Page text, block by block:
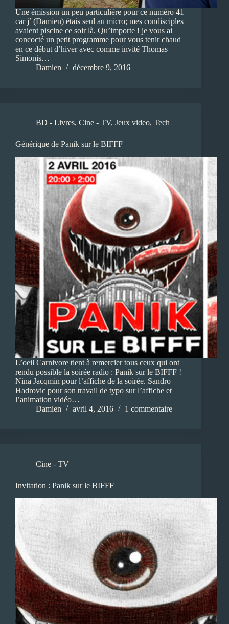
Une émission un peu particulière pour ce numéro 41
car j’ (Damien) étais seul au micro; mes condisciples
avaient piscine ce soir là. Qu’importe ! je vous ai
concocté un petit programme pour vous tenir chaud
en ce début d’hiver avec comme invité Thomas
Simonis…
Damien
décembre 9, 2016
BD - Livres, Cine - TV, Jeux video, Tech
Générique de Panik sur le BIFFF
L’oeil Carnivore tient à remercier tous ceux qui ont
rendu possible la soirée radio : Panik sur le BIFFF !
Nina Jacqmin pour l’affiche de la soirée. Sandro
Hadrovic pour son travail de typo sur l’affiche et
l’animation vidéo…
Damien
avril 4, 2016 1 commentaire
Cine - TV
Invitation : Panik sur le BIFFF